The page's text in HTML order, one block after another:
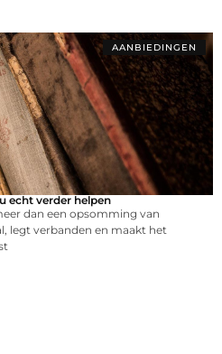
AANBIEDINGEN
echt verder helpen
dan een opsomming van
legt verbanden en maakt het